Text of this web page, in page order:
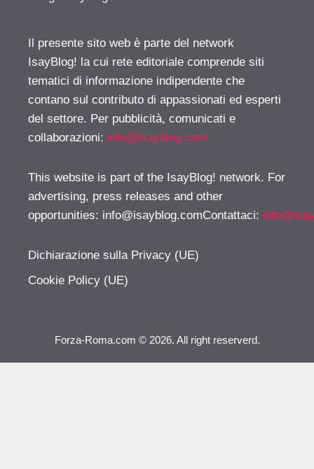
Il presente sito web è parte del network
IsayBlog! la cui rete editoriale comprende siti
tematici di informazione indipendente che
contano sul contributo di appassionati ed esperti
del settore. Per pubblicità, comunicati e
collaborazioni: info@isayblog.com
This website is part of the IsayBlog! network. For
advertising, press releases and other
opportunities: info@isayblog.comContattaci:
Dichiarazione sulla Privacy (UE)
Cookie Policy (UE)
Forza-Roma.com © 2026. All right reserverd.